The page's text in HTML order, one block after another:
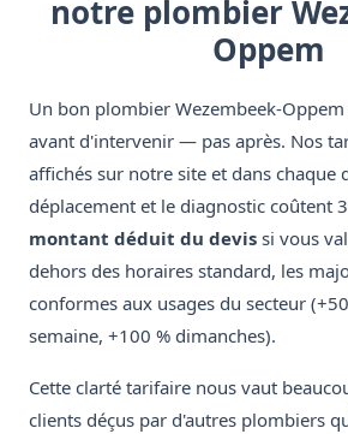
notre plombier
Oppem
Un bon plombier Wezembeek-
avant d'intervenir — pas après. Nos
affichés sur notre site et dans chaque
déplacement et le diagnostic coûtent
montant déduit du devis si vous
dehors des horaires standard, les
conformes aux usages du secteur
semaine, +100 % dimanches).
Cette clarté tarifaire nous vaut
clients déçus par d'autres plombiers